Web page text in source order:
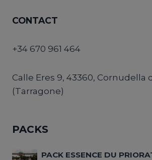
CONTACT
+34 670 961 464
Calle Eres 9, 43360, Cornudella
(Tarragone)
PACKS
PACK ESSENCE DU